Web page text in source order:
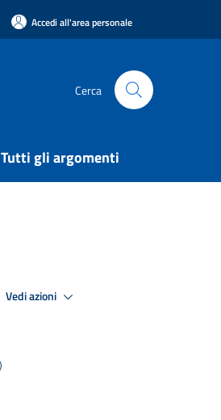
Accedi all'area personale
Cerca
Tutti gli argomenti
Vedi azioni